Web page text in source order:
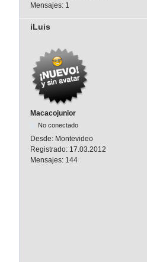
Mensajes: 1
iLuis
Macacojunior
No conectado
Desde: Montevideo
Registrado: 17.03.2012
Mensajes: 144